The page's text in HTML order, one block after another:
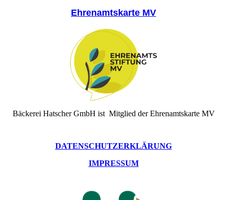
Ehrenamtskarte MV
Bäckerei Hatscher GmbH ist Mitglied der Ehrenamtskarte MV
DATENSCHUTZERKLÄRUNG
IMPRESSUM